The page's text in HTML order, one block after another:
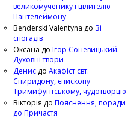
великомученику і цілителю
Пантелеймону
Benderski Valentyna до Зі
спогадів
Оксана до Ігор Соневицький.
Духовні твори
Денис до Акафіст свт.
Спиридону, єпископу
Тримифунтському, чудотворцю
Вікторія до Пояснення, поради
до Причастя